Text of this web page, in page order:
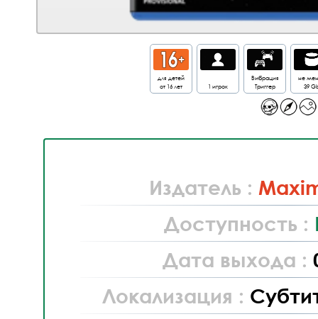
для детей
от 16 лет
1 игрок
Вибрация
Триггер
не
39
Издатель :
Доступность :
Дата выхода :
Локализация :